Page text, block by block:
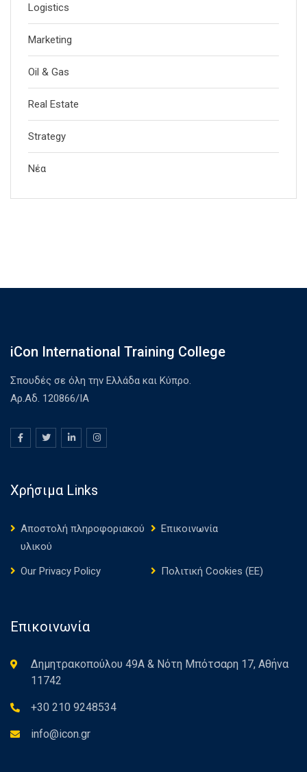
Logistics
Marketing
Oil & Gas
Real Estate
Strategy
Νέα
iCon International Training College
Σπουδές σε όλη την Ελλάδα και Κύπρο.
Αρ.Αδ. 120866/ΙΑ
Χρήσιμα Links
Αποστολή πληροφοριακού
υλικού
Επικοινωνία
Our Privacy Policy Πολιτική Cookies (ΕΕ)
Επικοινωνία
Δημητρακοπούλου 49Α & Νότη Μπότσαρη 17, Αθήνα
11742
+30 210 9248534
info@icon.gr